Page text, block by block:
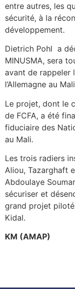
entre autres, les
sécurité, à la
développement.
Dietrich Pohl a
MINUSMA, sera
avant de rappeler
l’Allemagne au
Le projet, dont le
de FCFA, a été
fiduciaire des
au Mali.
Les trois radiers
Aliou, Tazarghaft
Abdoulaye
sécuriser et
grand projet
Kidal.
KM (AMAP)